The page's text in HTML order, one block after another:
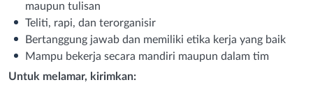
maupun tulisan
Teliti, rapi, dan terorganisir
Bertanggung jawab dan memiliki etika kerja yang baik
Mampu bekerja secara mandiri maupun dalam tim
Untuk melamar, kirimkan: